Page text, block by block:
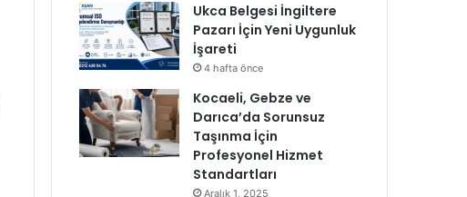
Ukca Belgesi İngiltere
Pazarı İçin Yeni Uygunluk
İşareti
4 hafta önce
Kocaeli, Gebze ve
Darıca’da Sorunsuz
Taşınma İçin
Profesyonel Hizmet
Standartları
Aralık 1, 2025